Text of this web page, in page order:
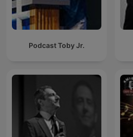
Podcast Toby Jr.